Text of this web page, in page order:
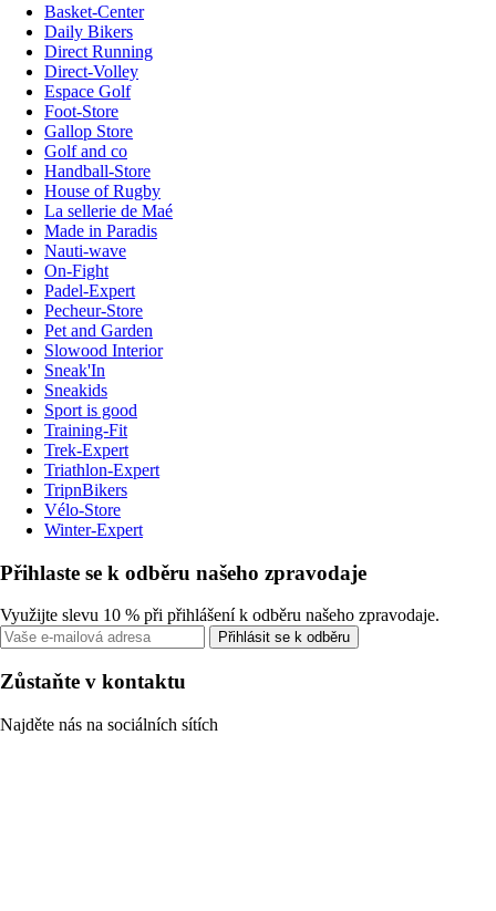
Basket-Center
Daily Bikers
Direct Running
Direct-Volley
Espace Golf
Foot-Store
Gallop Store
Golf and co
Handball-Store
House of Rugby
La sellerie de Maé
Made in Paradis
Nauti-wave
On-Fight
Padel-Expert
Pecheur-Store
Pet and Garden
Slowood Interior
Sneak'In
Sneakids
Sport is good
Training-Fit
Trek-Expert
Triathlon-Expert
TripnBikers
Vélo-Store
Winter-Expert
Přihlaste se k odběru našeho zpravodaje
Využijte slevu 10 % při přihlášení k odběru našeho zpravodaje.
Přihlásit se k odběru
Zůstaňte v kontaktu
Najděte nás na sociálních sítích